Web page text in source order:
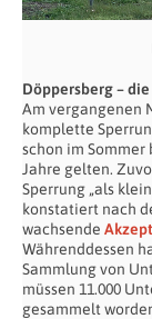
Döppersberg –
Am vergangenen
komplette
schon im
Jahre gelten.
Sperrung „als
konstatiert nach
wachsende
Währenddessen
Sammlung von
müssen 11.000
gesammelt